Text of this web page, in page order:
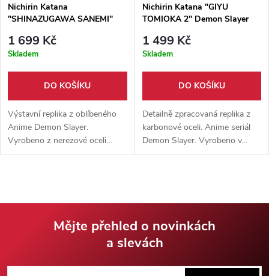
Nichirin Katana
"SHINAZUGAWA SANEMI"
1 699 Kč
Skladem
DO KOŠÍKU
Výstavní replika z oblíbeného
Anime Demon Slayer.
Vyrobeno z nerezové oceli
N420. Detailní zpracování 1:1 s
Nichirin Katana "GIYU
TOMIOKA 2" Demon Slayer
1 499 Kč
Skladem
DO KOŠÍKU
Detailně zpracovaná replika z
karbonové oceli. Anime seriál
Demon Slayer. Vyrobeno v
poměru 1:1 s originálem. Meč
Mějte přehled o novinkách
a slevách